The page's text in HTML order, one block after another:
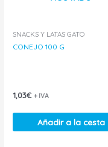
SNACKS Y LATAS GATO
CONEJO 100 G
1,03€ + IVA
Añadir a la cesta